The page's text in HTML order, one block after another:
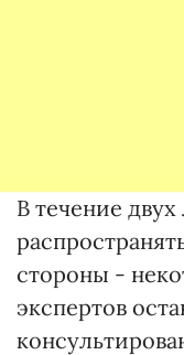
В течение
стороны -
экспертов